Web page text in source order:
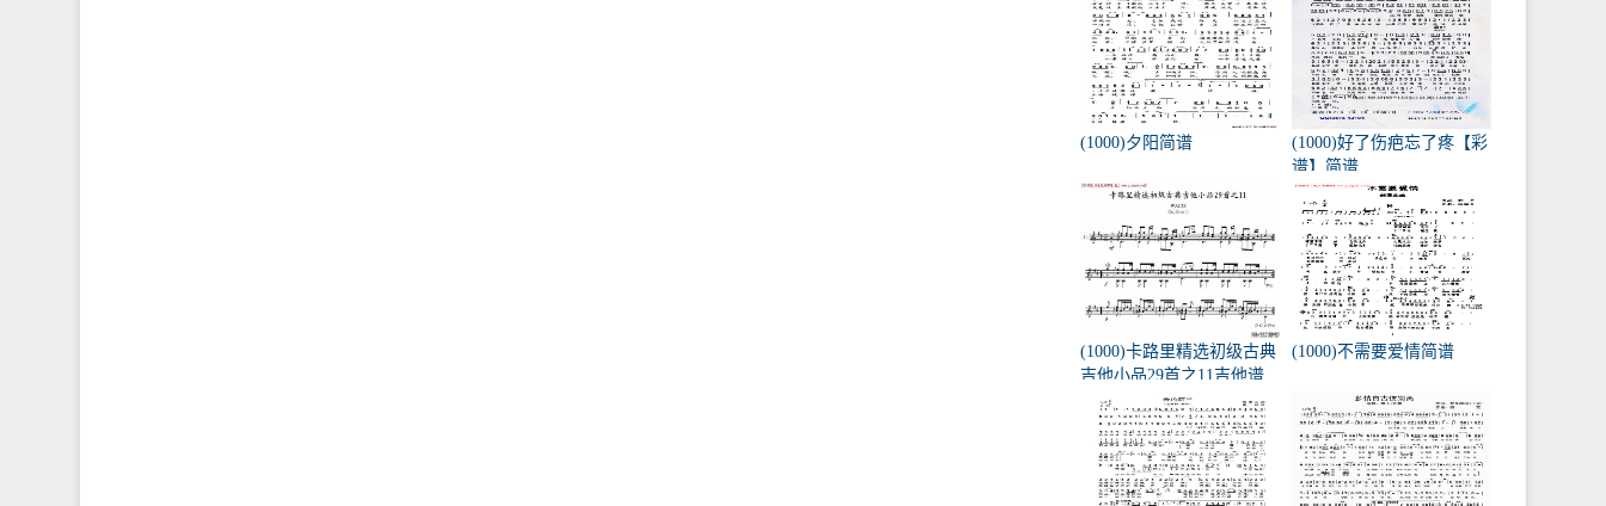
(1000)夕阳简谱
(1000)好了伤疤忘了疼【彩
谱】简谱
(1000)卡路里精选初级古典
吉他小品29首之11吉他谱
(1000)不需要爱情简谱